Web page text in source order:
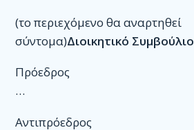
Έγγραφα
(το περιεχόμενο θα αναρτηθεί
σύντομα)Διοικητικό Συμβούλιο
Πρόεδρος
…
Αντιπρόεδρος